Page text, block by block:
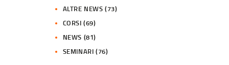
ALTRE NEWS (73)
CORSI (69)
NEWS (81)
SEMINARI (76)